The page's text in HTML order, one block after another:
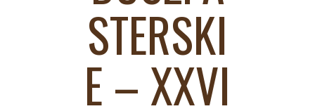
STERSKI
E – XXVI